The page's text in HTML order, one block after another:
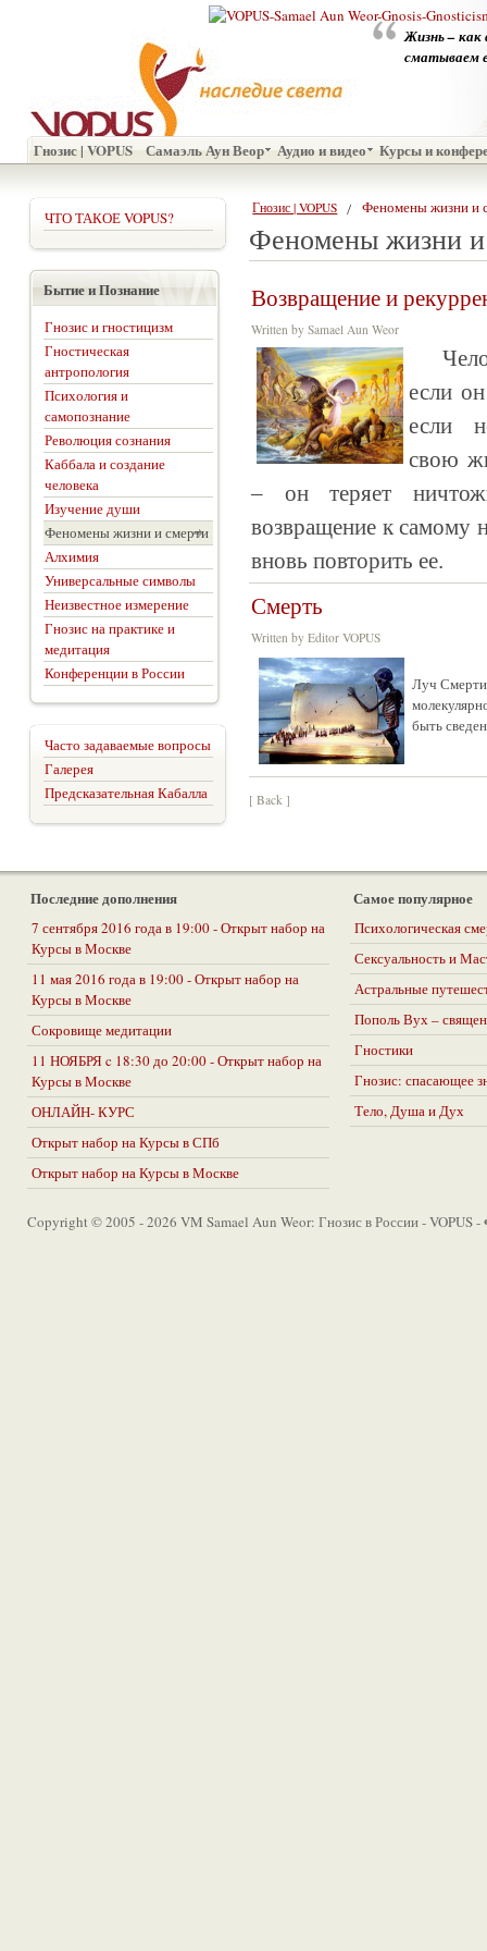
Жизнь – как
сматываем
Гнозис | VOPUS Самаэль Аун Веор Аудио и видео Курсы и
Гнозис | VOPUS Феномены жизни и
Феномены жизни
Возвращение и
Written by Samael Aun Weor
если
если
свою
– он теряет
возвращение к самому
вновь повторить ее.
Смерть
Written by Editor VOPUS
Луч Смерти
быть
[ Back ]
ЧТО ТАКОЕ VOPUS?
Бытие и Познание
Гнозис и гностицизм
Гностическая
антропология
Психология и
самопознание
Революция сознания
Каббала и создание
человека
Изучение души
Феномены жизни и смерти
Алхимия
Универсальные символы
Неизвестное измерение
Гнозис на практике и
медитация
Конференции в России
Часто задаваемые вопросы
Галерея
Предсказательная Кабалла
Последние дополнения
7 сентября 2016 года в 19:00 - Открыт набор на
Курсы в Москве
11 мая 2016 года в 19:00 - Открыт набор на
Курсы в Москве
Сокровище медитации
11 НОЯБРЯ c 18:30 до 20:00 - Открыт набор на
Курсы в Москве
ОНЛАЙН- КУРС
Открыт набор на Курсы в СПб
Открыт набор на Курсы в Москве
Самое популярное
Психологическая
Сексуальность и
Астральные
Пополь Вух –
Гностики
Гнозис: спасающее
Тело, Душа и Дух
Copyright © 2005 - 2026 VM Samael Aun Weor: Гнозис в России - VOPUS -